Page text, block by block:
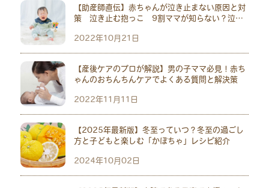
【助産師直伝】赤ちゃんが泣き止まない原因と対
策 泣き止む抱っこ 9割ママが知らない？泣い
2022年10月21日
【産後ケアのプロが解説】男の子ママ必見！赤ち
ゃんのおちんちんケアでよくある質問と解決策
2022年11月11日
【2025年最新版】冬至っていつ？冬至の過ごし
方と子どもと楽しむ「かぼちゃ」レシピ紹介
2024年10月02日